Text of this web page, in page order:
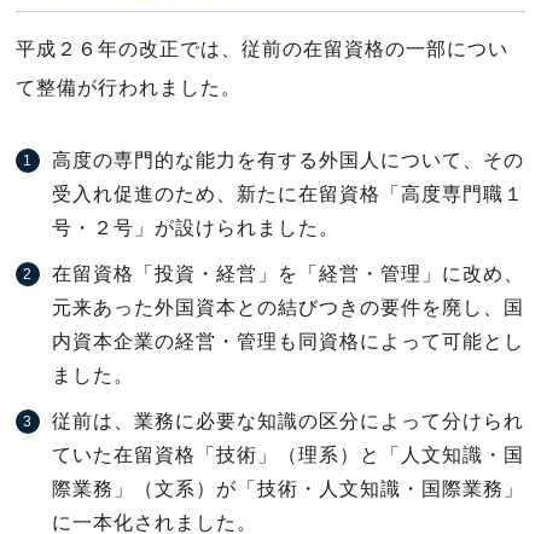
平成２６年の改正では、従前の在留資格の一部につい
て整備が行われました。
高度の専門的な能力を有する外国人について、その
受入れ促進のため、新たに在留資格「高度専門職１
号・２号」が設けられました。
在留資格「投資・経営」を「経営・管理」に改め、
元来あった外国資本との結びつきの要件を廃し、国
内資本企業の経営・管理も同資格によって可能とし
ました。
従前は、業務に必要な知識の区分によって分けられ
ていた在留資格「技術」（理系）と「人文知識・国
際業務」（文系）が「技術・人文知識・国際業務」
に一本化されました。